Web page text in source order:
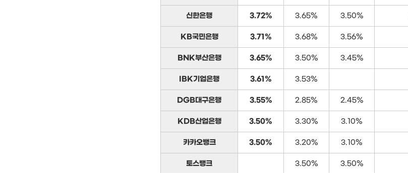
신한은행 3.72% 3.65% 3.50%
KB국민은행 3.71% 3.68% 3.56%
BNK부산은행 3.65% 3.50% 3.45%
IBK기업은행 3.61% 3.53%
DGB대구은행 3.55% 2.85% 2.45%
KDB산업은행 3.50% 3.30% 3.10%
카카오뱅크 3.50% 3.20% 3.10%
토스뱅크 3.50% 3.50%